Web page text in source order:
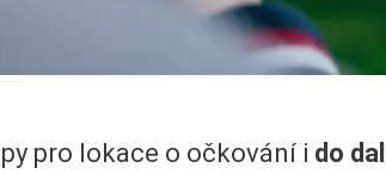
pro lokace o očkování i do